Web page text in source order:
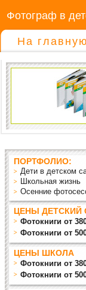
Фотограф в
На главную
ПОРТФОЛИО:
Дети в детском
Школьная жизнь
Осенние
ЦЕНЫ ДЕТСКИЙ
Фотокниги от
Фотокниги от
ЦЕНЫ ШКОЛА
Фотокниги от
Фотокниги от